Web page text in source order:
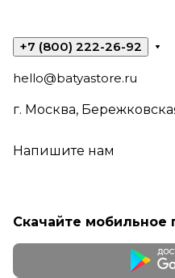
+7 (800) 222-26-92
hello@batyastore.ru
г. Москва,
Напишите нам
Скачайте мобильное